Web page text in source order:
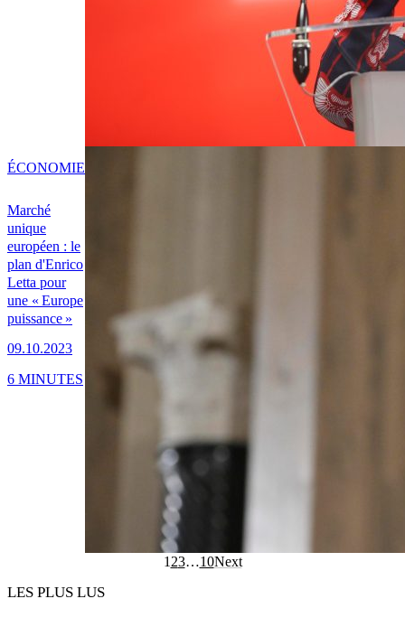
Marché
unique
européen : le
plan d'Enrico
Letta pour
une « Europe
puissance »
09.10.2023
ÉCONOMIE
6 MINUTES
1 23…10Next
LES PLUS LUS